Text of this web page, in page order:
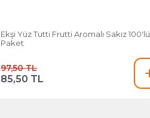
Ekşi Yüz Tutti Frutti Aromalı Sakız 100'lü
Paket
97,50 TL
85,50 TL